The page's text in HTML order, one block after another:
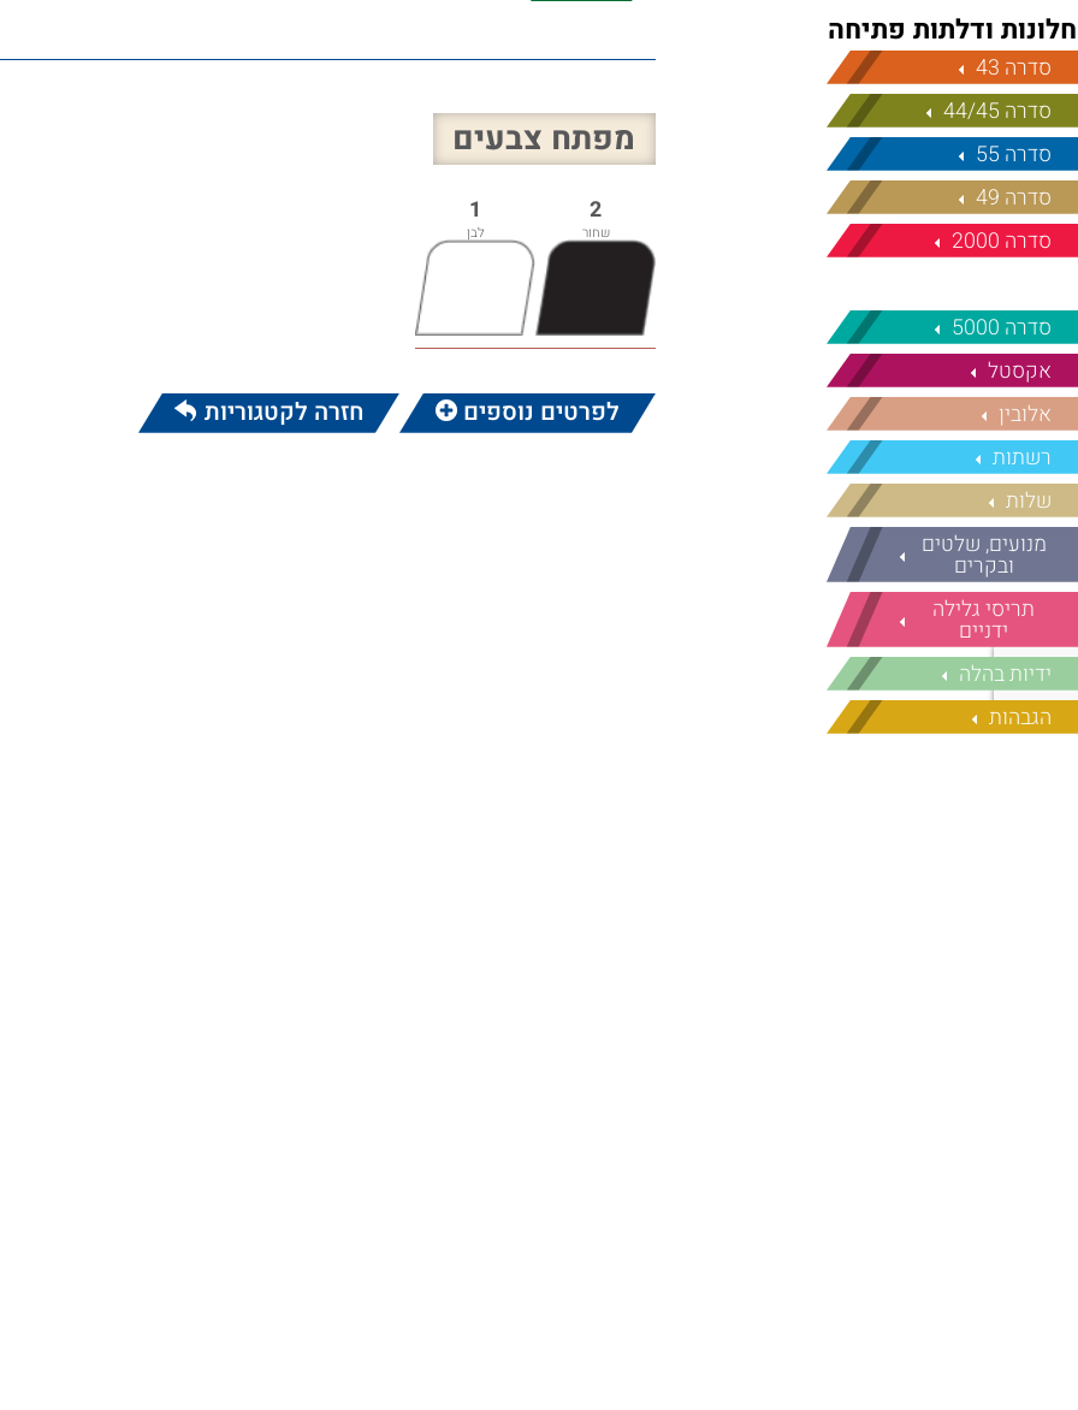
חלונות ודלתות פתיחה
סדרה 43
סדרה 44/45
סדרה 55
סדרה 49
סדרה 2000
סדרה 5000
אקסטל
אלובין
רשתות
שלות
מנועים, שלטים
ובקרים
תריסי גלילה
ידניים
ידיות בהלה
הגבהות
מפתח צבעים
1
לבן
2
שחור
לפרטים נוספים חזרה לקטגוריות